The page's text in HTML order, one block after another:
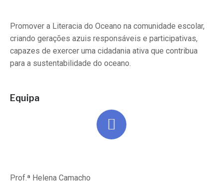
Promover a Literacia do Oceano na comunidade escolar,
criando gerações azuis responsáveis e participativas,
capazes de exercer uma cidadania ativa que contribua
para a sustentabilidade do oceano.
Equipa
Prof.ª Helena Camacho